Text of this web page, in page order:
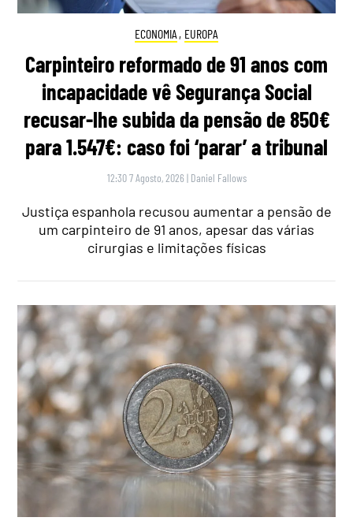
ECONOMIA , EUROPA
Carpinteiro reformado de 91 anos com
incapacidade vê Segurança Social
recusar-lhe subida da pensão de 850€
para 1.547€: caso foi ‘parar’ a tribunal
12:30 7 Agosto, 2026 | Daniel Fallows
Justiça espanhola recusou aumentar a pensão de
um carpinteiro de 91 anos, apesar das várias
cirurgias e limitações físicas